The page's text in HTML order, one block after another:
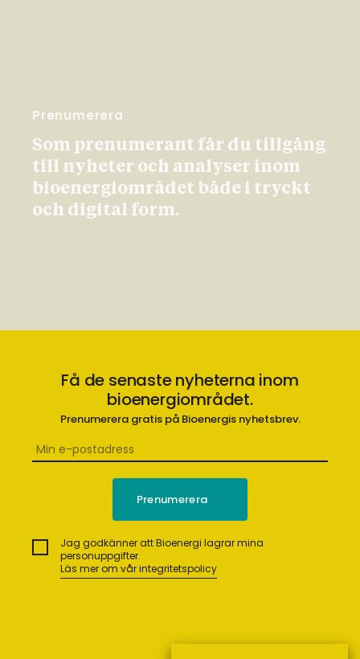
Prenumerera
Som prenumerant får du tillgång
till nyheter och analyser inom
bioenergiområdet både i tryckt
och digital form.
Få de senaste nyheterna inom
bioenergiområdet.
Prenumerera gratis på Bioenergis nyhetsbrev.
Jag godkänner att Bioenergi lagrar mina
personuppgifter.
Läs mer om vår integritetspolicy